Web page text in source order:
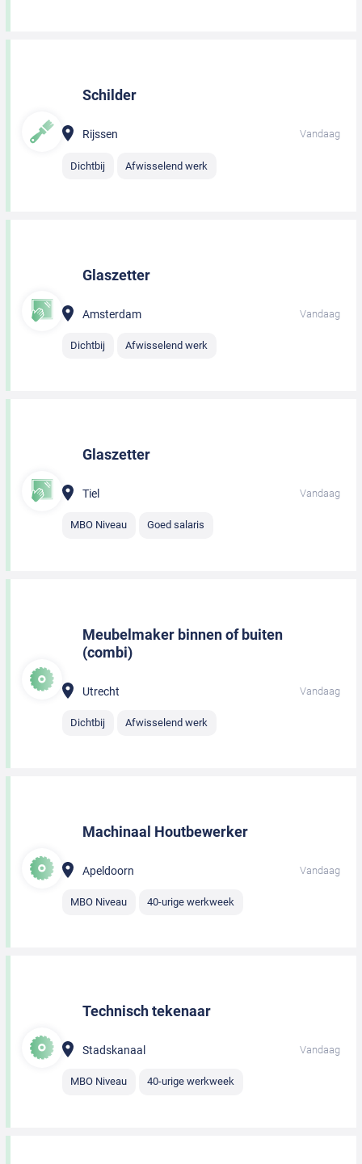
Schilder
Rijssen Vandaag
Dichtbij Afwisselend werk
Glaszetter
Amsterdam Vandaag
Dichtbij Afwisselend werk
Glaszetter
Tiel Vandaag
MBO Niveau Goed salaris
Meubelmaker binnen of buiten
(combi)
Utrecht Vandaag
Dichtbij Afwisselend werk
Machinaal Houtbewerker
Apeldoorn Vandaag
MBO Niveau 40-urige werkweek
Technisch tekenaar
Stadskanaal Vandaag
MBO Niveau 40-urige werkweek